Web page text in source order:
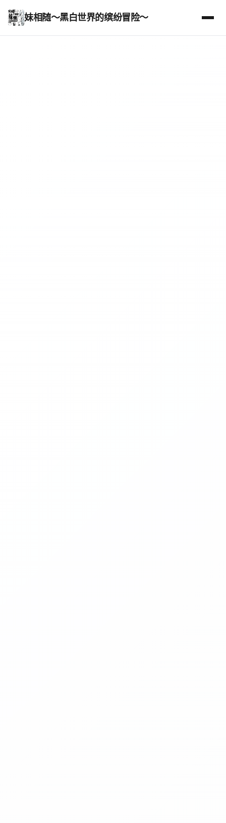
妹相随～黑白世界的缤纷冒险～